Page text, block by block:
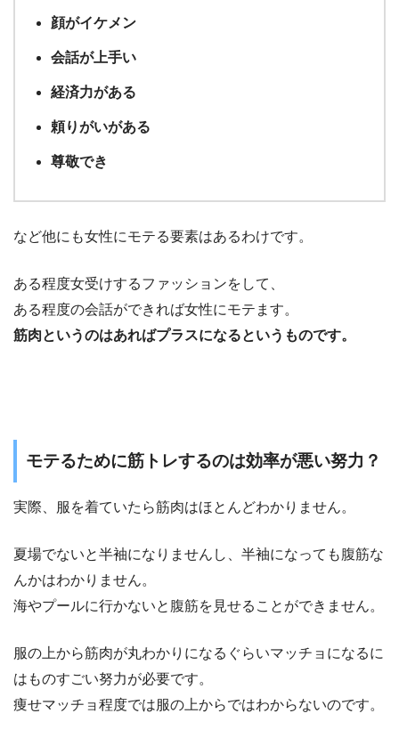
顔がイケメン
会話が上手い
経済力がある
頼りがいがある
尊敬でき
など他にも女性にモテる要素はあるわけです。
ある程度女受けするファッションをして、
ある程度の会話ができれば女性にモテます。
筋肉というのはあればプラスになるというものです。
モテるために筋トレするのは効率が悪い努力？
実際、服を着ていたら筋肉はほとんどわかりません。
夏場でないと半袖になりませんし、半袖になっても腹筋な
んかはわかりません。
海やプールに行かないと腹筋を見せることができません。
服の上から筋肉が丸わかりになるぐらいマッチョになるに
はものすごい努力が必要です。
痩せマッチョ程度では服の上からではわからないのです。